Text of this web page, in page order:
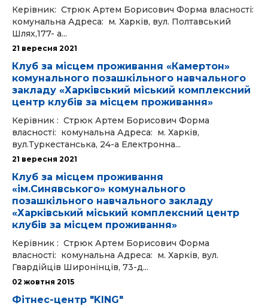
Керівник: Стрюк Артем Борисович Форма власності:
комунальна Адреса: м. Харків, вул. Полтавський
Шлях,177- а...
21 вересня 2021
Клуб за місцем проживання «Камертон»
комунального позашкільного навчального
закладу «Харківський міський комплексний
центр клубів за місцем проживання»
Керівник : Стрюк Артем Борисович Форма
власності: комунальна Адреса: м. Харків,
вул.Туркестанська, 24-а Електронна...
21 вересня 2021
Клуб за місцем проживання
«ім.Синявського» комунального
позашкільного навчального закладу
«Харківський міський комплексний центр
клубів за місцем проживання»
Керівник : Стрюк Артем Борисович Форма
власності: комунальна Адреса: м. Харків, вул.
Гвардійців Широнінців, 73-д...
02 жовтня 2015
Фітнес-центр "KING"